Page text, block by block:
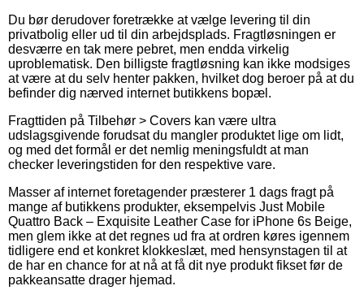
Du bør derudover foretrække at vælge levering til din
privatbolig eller ud til din arbejdsplads. Fragtløsningen er
desværre en tak mere pebret, men endda virkelig
uproblematisk. Den billigste fragtløsning kan ikke modsiges
at være at du selv henter pakken, hvilket dog beroer på at du
befinder dig nærved internet butikkens bopæl.
Fragttiden på Tilbehør > Covers kan være ultra
udslagsgivende forudsat du mangler produktet lige om lidt,
og med det formål er det nemlig meningsfuldt at man
checker leveringstiden for den respektive vare.
Masser af internet foretagender præsterer 1 dags fragt på
mange af butikkens produkter, eksempelvis Just Mobile
Quattro Back – Exquisite Leather Case for iPhone 6s Beige,
men glem ikke at det regnes ud fra at ordren køres igennem
tidligere end et konkret klokkeslæt, med hensynstagen til at
de har en chance for at nå at få dit nye produkt fikset før de
pakkeansatte drager hjemad.